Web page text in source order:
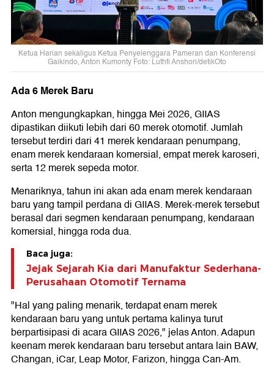
Ketua Harian sekaligus Ketua Penyelenggara Pameran dan Konferensi
Gaikindo, Anton Kumonty Foto: Luthfi Anshori/detikOto
Ada 6 Merek Baru
Anton mengungkapkan, hingga Mei 2026, GIIAS
dipastikan diikuti lebih dari 60 merek otomotif. Jumlah
tersebut terdiri dari 41 merek kendaraan penumpang,
enam merek kendaraan komersial, empat merek karoseri,
serta 12 merek sepeda motor.
Menariknya, tahun ini akan ada enam merek kendaraan
baru yang tampil perdana di GIIAS. Merek-merek tersebut
berasal dari segmen kendaraan penumpang, kendaraan
komersial, hingga roda dua.
Baca juga:
Jejak Sejarah Kia dari Manufaktur Sederhana-
Perusahaan Otomotif Ternama
"Hal yang paling menarik, terdapat enam merek
kendaraan baru yang untuk pertama kalinya turut
berpartisipasi di acara GIIAS 2026," jelas Anton. Adapun
keenam merek kendaraan baru tersebut antara lain BAW,
Changan, iCar, Leap Motor, Farizon, hingga Can-Am.